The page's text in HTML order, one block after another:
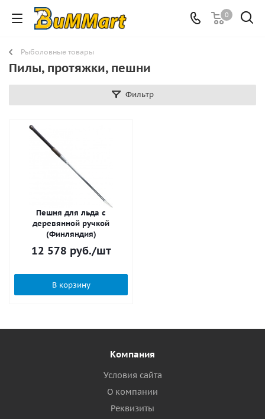
0
Рыболовные товары
Пилы, протяжки, пешни
Фильтр
Пешня для льда с
деревянной ручкой
(Финляндия)
12 578 руб./шт
В корзину
Компания
Условия сайта
О компании
Реквизиты